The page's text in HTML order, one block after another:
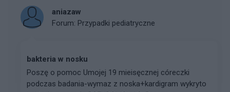
aniazaw
Forum: Przypadki pediatryczne
bakteria w nosku
Poszę o pomoc Umojej 19 mieisęcznej córeczki
podczas badania-wymaz z noska+kardigram wykryto